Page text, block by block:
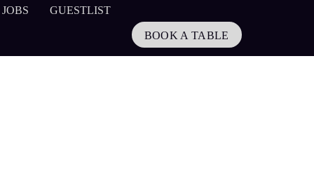
JOBS GUESTLIST
BOOK A TABLE